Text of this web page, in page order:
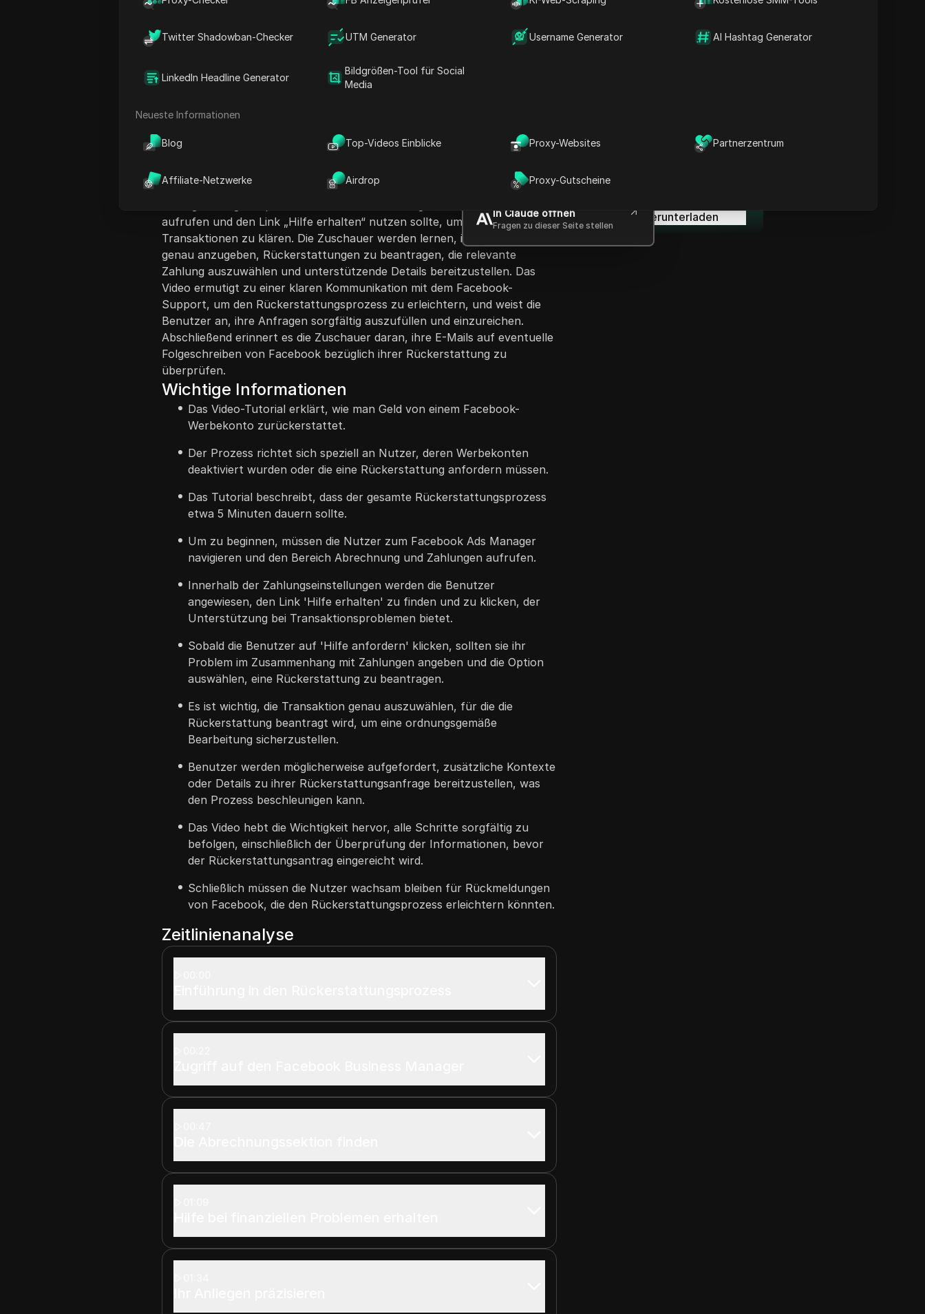
Twitter Shadowban-Checker UTM Generator Username Generator AI Hashtag Generator
LinkedIn Headline Generator
Bildgrößen-Tool für Social
Media
Neueste Informationen
Blog Top-Videos Einblicke Proxy-Websites Partnerzentrum
Affiliate-Netzwerke Airdrop Proxy-Gutscheine
Inhaltsübersicht Fragen stellen
In ChatGPT öffnen
Fragen zu dieser Seite stellen
In Claude öffnen
Fragen zu dieser Seite stellen
In diesem Video umreißt der Creator einen schrittweisen Prozess zur
Beantragung von Rückerstattungen von einem deaktivierten Facebook-
Werbekonto. Das Tutorial betont, dass man zum Facebook-Konto-
aufrufen und den Link „Hilfe erhalten“ nutzen sollte, um Probleme mit
Transaktionen zu klären. Die Zuschauer werden lernen, ihre Bedenken
genau anzugeben, Rückerstattungen zu beantragen, die relevante
Zahlung auszuwählen und unterstützende Details bereitzustellen. Das
Video ermutigt zu einer klaren Kommunikation mit dem Facebook-
Support, um den Rückerstattungsprozess zu erleichtern, und weist die
Benutzer an, ihre Anfragen sorgfältig auszufüllen und einzureichen.
Abschließend erinnert es die Zuschauer daran, ihre E-Mails auf eventuelle
Folgeschreiben von Facebook bezüglich ihrer Rückerstattung zu
überprüfen.
Wichtige Informationen
Das Video-Tutorial erklärt, wie man Geld von einem Facebook-
Werbekonto zurückerstattet.
Der Prozess richtet sich speziell an Nutzer, deren Werbekonten
deaktiviert wurden oder die eine Rückerstattung anfordern müssen.
Das Tutorial beschreibt, dass der gesamte Rückerstattungsprozess
etwa 5 Minuten dauern sollte.
Um zu beginnen, müssen die Nutzer zum Facebook Ads Manager
navigieren und den Bereich Abrechnung und Zahlungen aufrufen.
Innerhalb der Zahlungseinstellungen werden die Benutzer
angewiesen, den Link 'Hilfe erhalten' zu finden und zu klicken, der
Unterstützung bei Transaktionsproblemen bietet.
Sobald die Benutzer auf 'Hilfe anfordern' klicken, sollten sie ihr
Problem im Zusammenhang mit Zahlungen angeben und die Option
auswählen, eine Rückerstattung zu beantragen.
Es ist wichtig, die Transaktion genau auszuwählen, für die die
Rückerstattung beantragt wird, um eine ordnungsgemäße
Bearbeitung sicherzustellen.
Benutzer werden möglicherweise aufgefordert, zusätzliche Kontexte
oder Details zu ihrer Rückerstattungsanfrage bereitzustellen, was
den Prozess beschleunigen kann.
Das Video hebt die Wichtigkeit hervor, alle Schritte sorgfältig zu
befolgen, einschließlich der Überprüfung der Informationen, bevor
der Rückerstattungsantrag eingereicht wird.
Schließlich müssen die Nutzer wachsam bleiben für Rückmeldungen
von Facebook, die den Rückerstattungsprozess erleichtern könnten.
Zeitlinienanalyse
Wichtige Informationen
Herunterladen